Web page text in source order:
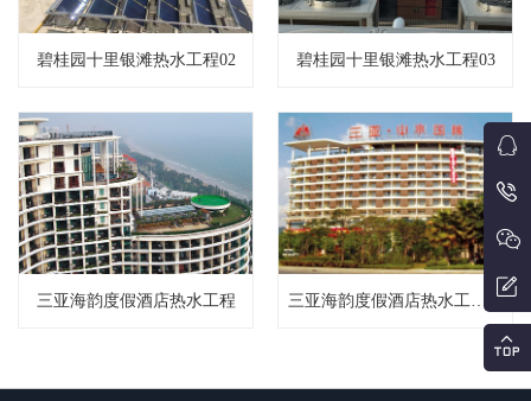
碧桂园十里银滩热水工程02 碧桂园十里银滩热水工程03
三亚海韵度假酒店热水工程